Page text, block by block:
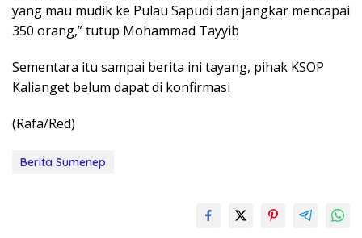
yang mau mudik ke Pulau Sapudi dan jangkar mencapai
350 orang,” tutup Mohammad Tayyib
Sementara itu sampai berita ini tayang, pihak KSOP
Kalianget belum dapat di konfirmasi
(Rafa/Red)
Berita Sumenep